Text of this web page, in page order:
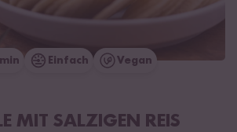
Einfach Vegan
MIT SALZIGEN REIS